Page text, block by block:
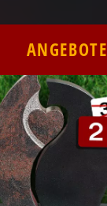
ANGEBOTE